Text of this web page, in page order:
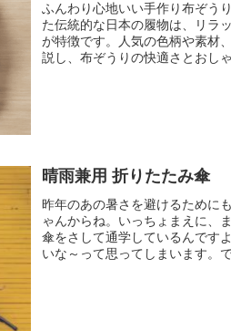
ふんわり心地いい手作り布ぞう
た伝統的な日本の履物は、リラ
が特徴です。人気の色柄や素材
説し、布ぞうりの快適さとおし
晴雨兼用 折りたたみ傘
昨年のあの暑さを避けるために
ゃんからね。いっちょまえに、
傘をさして通学しているんです
いな～って思ってしまいます。